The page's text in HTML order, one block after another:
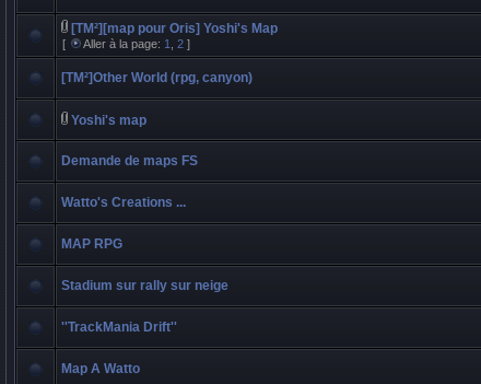
[TM²][map pour Oris] Yoshi's Map
[ Aller à la page: 1 2 ]
[TM²]Other World (rpg, canyon)
Yoshi's map
Demande de maps FS
Watto's Creations ...
MAP RPG
Stadium sur rally sur neige
''TrackMania Drift''
Map A Watto